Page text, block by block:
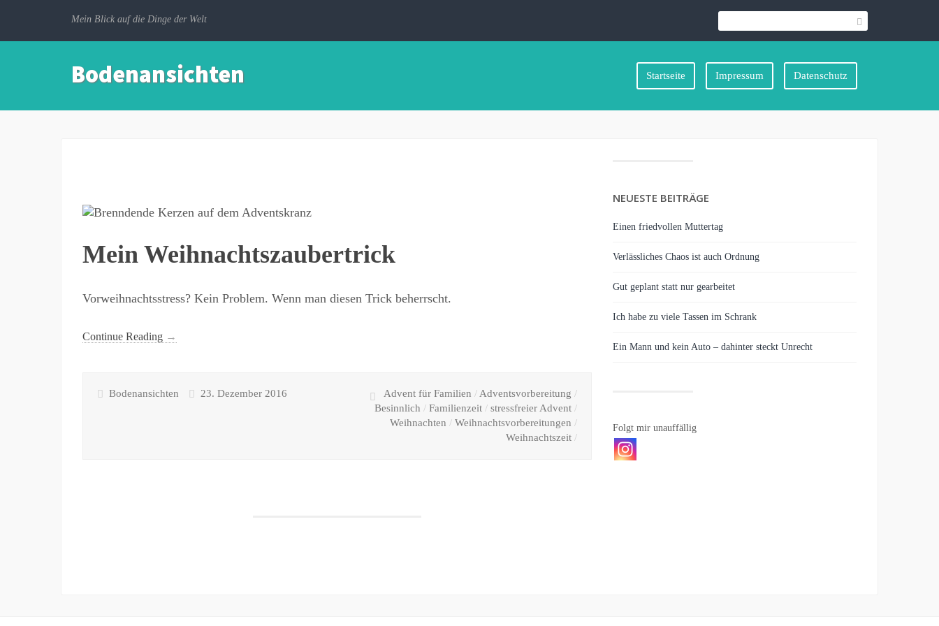
Mein Blick auf die Dinge der Welt
Bodenansichten Startseite Impressum Datenschutz
Mein Weihnachtszaubertrick
Vorweihnachtsstress? Kein Problem. Wenn man diesen Trick beherrscht.
Continue Reading →
Bodenansichten 23. Dezember 2016 Advent für Familien / Adventsvorbereitung /
Besinnlich / Familienzeit / stressfreier Advent /
Weihnachten / Weihnachtsvorbereitungen /
Weihnachtszeit /
NEUESTE BEITRÄGE
Einen friedvollen Muttertag
Verlässliches Chaos ist auch Ordnung
Gut geplant statt nur gearbeitet
Ich habe zu viele Tassen im Schrank
Ein Mann und kein Auto – dahinter steckt Unrecht
Folgt mir unauffällig